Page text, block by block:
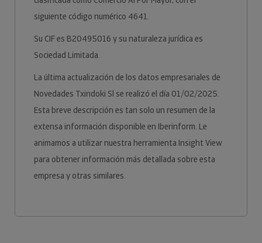
siguiente código numérico 4641.
Su CIF es B20495016 y su naturaleza jurídica es
Sociedad Limitada.
La última actualización de los datos empresariales de
Novedades Txindoki Sl se realizó el día 01/02/2025.
Esta breve descripción es tan solo un resumen de la
extensa información disponible en Iberinform. Le
animamos a utilizar nuestra herramienta Insight View
para obtener información más detallada sobre esta
empresa y otras similares.